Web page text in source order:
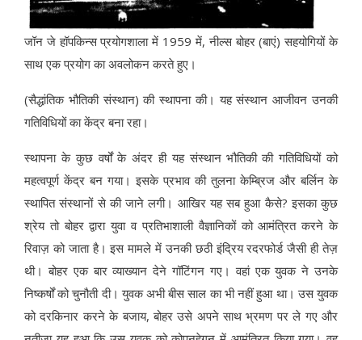
जॉन जे हॉपकिन्स प्रयोगशाला में 1959 में, नील्स बोहर (बाएं) सहयोगियों के
साथ एक प्रयोग का अवलोकन करते हुए।
(सैद्धांतिक भौतिकी संस्थान) की स्थापना की। यह संस्थान आजीवन उनकी
गतिविधियों का केंद्र बना रहा।
स्थापना के कुछ वर्षों के अंदर ही यह संस्थान भौतिकी की गतिविधियों को
महत्वपूर्ण केंद्र बन गया। इसके प्रभाव की तुलना केम्ब्रिज और बर्लिन के
स्थापित संस्थानों से की जाने लगी। आखिर यह सब हुआ कैसे? इसका कुछ
श्रेय तो बोहर द्वारा युवा व प्रतिभाशाली वैज्ञानिकों को आमंत्रित करने के
रिवाज़ को जाता है। इस मामले में उनकी छठी इंद्रिय रदरफोर्ड जैसी ही तेज़
थी। बोहर एक बार व्याख्यान देने गॉटिंगन गए। वहां एक युवक ने उनके
निष्कर्षों को चुनौती दी। युवक अभी बीस साल का भी नहीं हुआ था। उस युवक
को दरकिनार करने के बजाय, बोहर उसे अपने साथ भ्रमण पर ले गए और